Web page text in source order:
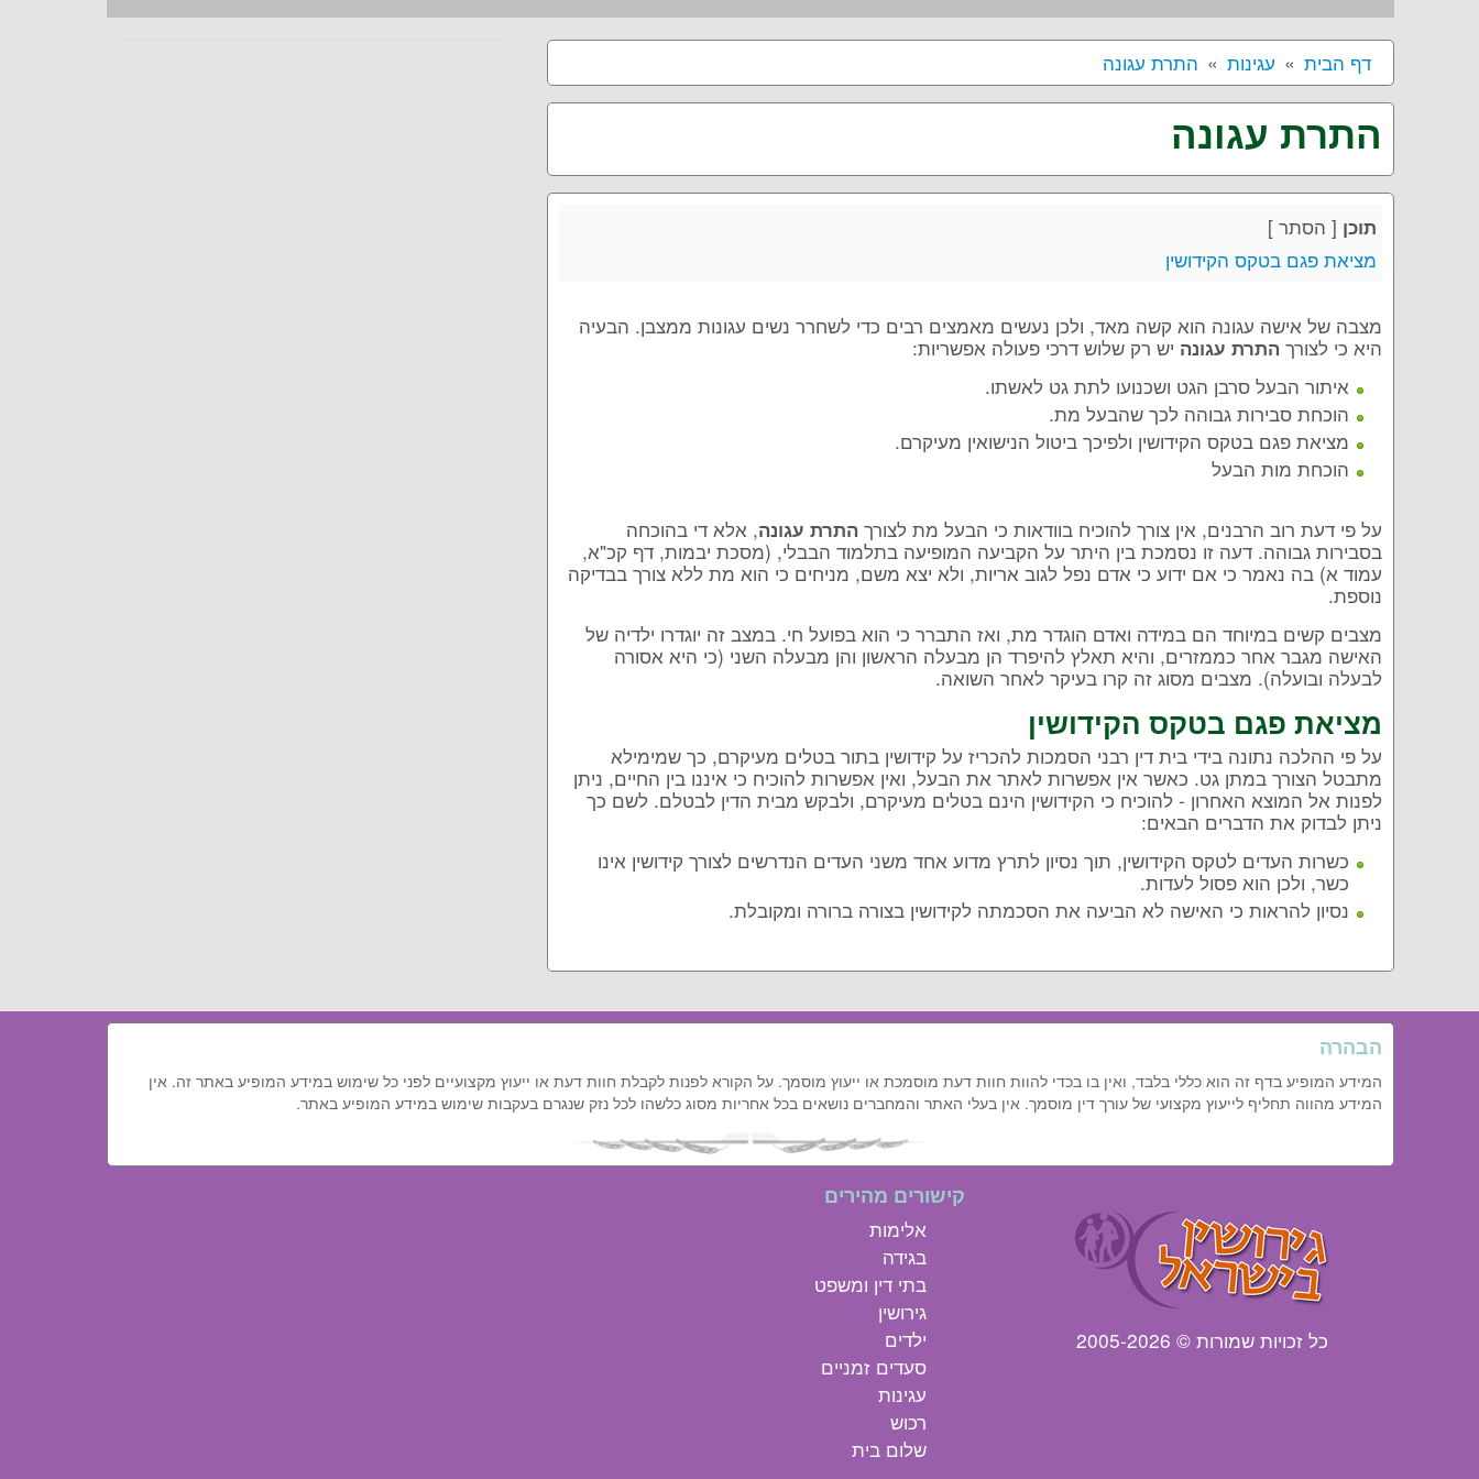
דף הבית עגינות התרת עגונה
התרת עגונה
תוכן [ הסתר ]
מציאת פגם בטקס הקידושין
מצבה של אישה עגונה הוא קשה מאד, ולכן נעשים מאמצים רבים כדי לשחרר נשים עגונות ממצבן. הבעיה
היא כי לצורך התרת עגונה יש רק שלוש דרכי פעולה אפשריות:
איתור הבעל סרבן הגט ושכנועו לתת גט לאשתו.
הוכחת סבירות גבוהה לכך שהבעל מת.
מציאת פגם בטקס הקידושין ולפיכך ביטול הנישואין מעיקרם.
הוכחת מות הבעל
על פי דעת רוב הרבנים, אין צורך להוכיח בוודאות כי הבעל מת לצורך התרת עגונה, אלא די בהוכחה
בסבירות גבוהה. דעה זו נסמכת בין היתר על הקביעה המופיעה בתלמוד הבבלי, (מסכת יבמות, דף קכ"א,
עמוד א) בה נאמר כי אם ידוע כי אדם נפל לגוב אריות, ולא יצא משם, מניחים כי הוא מת ללא צורך בבדיקה
נוספת.
מצבים קשים במיוחד הם במידה ואדם הוגדר מת, ואז התברר כי הוא בפועל חי. במצב זה יוגדרו ילדיה של
האישה מגבר אחר כממזרים, והיא תאלץ להיפרד הן מבעלה הראשון והן מבעלה השני (כי היא אסורה
לבעלה ובועלה). מצבים מסוג זה קרו בעיקר לאחר השואה.
מציאת פגם בטקס הקידושין
על פי ההלכה נתונה בידי בית דין רבני הסמכות להכריז על קידושין בתור בטלים מעיקרם, כך שמימילא
מתבטל הצורך במתן גט. כאשר אין אפשרות לאתר את הבעל, ואין אפשרות להוכיח כי איננו בין החיים, ניתן
לפנות אל המוצא האחרון - להוכיח כי הקידושין הינם בטלים מעיקרם, ולבקש מבית הדין לבטלם. לשם כך
ניתן לבדוק את הדברים הבאים:
כשרות העדים לטקס הקידושין, תוך נסיון לתרץ מדוע אחד משני העדים הנדרשים לצורך קידושין אינו
כשר, ולכן הוא פסול לעדות.
נסיון להראות כי האישה לא הביעה את הסכמתה לקידושין בצורה ברורה ומקובלת.
הבהרה
המידע המופיע בדף זה הוא כללי בלבד, ואין בו בכדי להוות חוות דעת מוסמכת או ייעוץ מוסמך. על הקורא לפנות לקבלת חוות דעת או ייעוץ מקצועיים לפני כל שימוש במידע המופיע באתר זה. אין
המידע מהווה תחליף לייעוץ מקצועי של עורך דין מוסמך. אין בעלי האתר והמחברים נושאים בכל אחריות מסוג כלשהו לכל נזק שנגרם בעקבות שימוש במידע המופיע באתר.
כל זכויות שמורות © 2005-2026
קישורים מהירים
אלימות
בגידה
בתי דין ומשפט
גירושין
ילדים
סעדים זמניים
עגינות
רכוש
שלום בית